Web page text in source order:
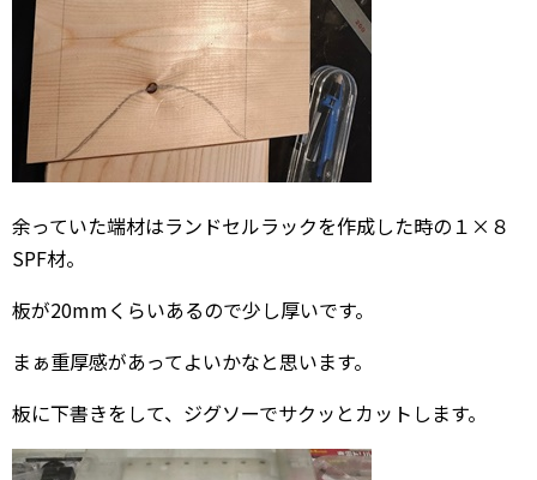
余っていた端材はランドセルラックを作成した時の１×８
SPF材。
板が20mmくらいあるので少し厚いです。
まぁ重厚感があってよいかなと思います。
板に下書きをして、ジグソーでサクッとカットします。